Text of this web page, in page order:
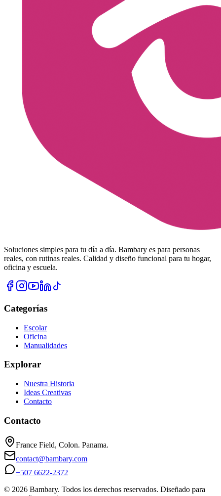
Soluciones simples para tu día a día. Bambary es para personas
reales, con rutinas reales. Calidad y diseño funcional para tu hogar,
oficina y escuela.
Categorías
Escolar
Oficina
Manualidades
Explorar
Nuestra Historia
Ideas Creativas
Contacto
Contacto
France Field, Colon. Panama.
contact@bambary.com
+507 6622-2372
© 2026 Bambary. Todos los derechos reservados. Diseñado para